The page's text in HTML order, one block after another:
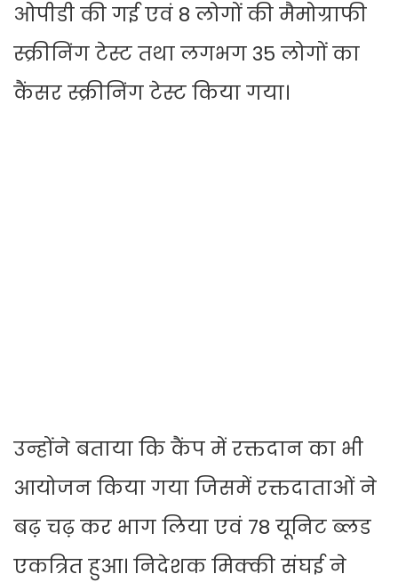
ओपीडी की गई एवं 8 लोगों की मैमोग्राफी
स्क्रीनिंग टेस्ट तथा लगभग 35 लोगों का
कैंसर स्क्रीनिंग टेस्ट किया गया।
उन्होंने बताया कि कैंप में रक्तदान का भी
आयोजन किया गया जिसमें रक्तदाताओं ने
बढ़ चढ़ कर भाग लिया एवं 78 यूनिट ब्लड
एकत्रित हुआ। निदेशक मिक्की संघई ने